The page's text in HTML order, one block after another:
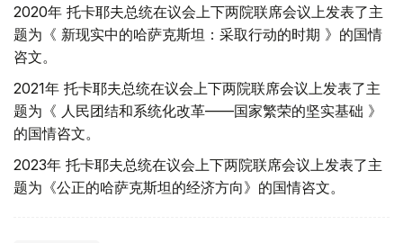
2020年 托卡耶夫总统在议会上下两院联席会议上发表了主
题为《 新现实中的哈萨克斯坦：采取行动的时期 》的国情
咨文。
2021年 托卡耶夫总统在议会上下两院联席会议上发表了主
题为《 人民团结和系统化改革——国家繁荣的坚实基础 》
的国情咨文。
2023年 托卡耶夫总统在议会上下两院联席会议上发表了主
题为《公正的哈萨克斯坦的经济方向》的国情咨文。